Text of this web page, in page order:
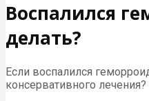
Воспалился
делать?
Если воспалился
консервативного лечения?